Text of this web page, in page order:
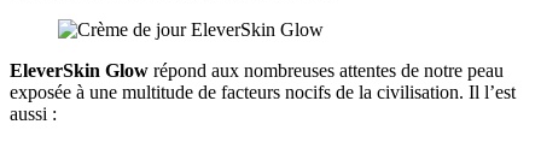
EleverSkin Glow répond aux nombreuses attentes de notre peau
exposée à une multitude de facteurs nocifs de la civilisation. Il l’est
aussi :